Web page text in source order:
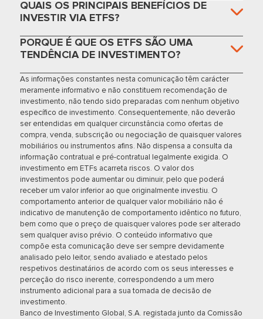
VVSM
VanEck
Semiconductor
UCITS ETF
VanEck Space
TEET
VanEck
Sustainable
Equal Weight
UCITS ETF
Região/País
Países
Baixos
VE6I
VanEck
Sustainable
Future of Food
UCITS ETF
Temático Alemanha
TSWE
VanEck
Sustainable
World Equal
Weight UCITS
ETF
Global Alemanha
ESP0
VanEck Video
Gaming and
eSports UCITS
ETF
QUAIS OS PRINCIPAIS BENEFÍCIOS DE
INVESTIR VIA ETFS?
PORQUE É QUE OS ETFS SÃO UMA
TENDÊNCIA DE INVESTIMENTO?
As informações constantes nesta comunicação têm carácter
meramente informativo e não constituem recomendação de
investimento, não tendo sido preparadas com nenhum objetivo
específico de investimento. Consequentemente, não deverão
ser entendidas em qualquer circunstância como ofertas de
compra, venda, subscrição ou negociação de quaisquer valores
mobiliários ou instrumentos afins. Não dispensa a consulta da
informação contratual e pré-contratual legalmente exigida. O
investimento em ETFs acarreta riscos. O valor dos
investimentos pode aumentar ou diminuir, pelo que poderá
receber um valor inferior ao que originalmente investiu. O
comportamento anterior de qualquer valor mobiliário não é
indicativo de manutenção de comportamento idêntico no futuro,
bem como que o preço de quaisquer valores pode ser alterado
sem qualquer aviso prévio. O conteúdo informativo que
compõe esta comunicação deve ser sempre devidamente
analisado pelo leitor, sendo avaliado e atestado pelos
respetivos destinatários de acordo com os seus interesses e
perceção do risco inerente, correspondendo a um mero
instrumento adicional para a sua tomada de decisão de
investimento.
Banco de Investimento Global, S.A. registada junto da Comissão